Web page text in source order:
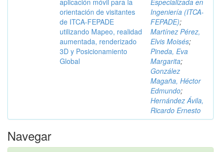
aplicación móvil para la
orientación de visitantes
de ITCA-FEPADE
utilizando Mapeo, realidad
aumentada, renderizado
3D y Posicionamiento
Global
Especializada en
Ingeniería (ITCA-
FEPADE);
Martínez Pérez,
Elvis Moisés;
Pineda, Eva
Margarita;
González
Magaña, Héctor
Edmundo;
Hernández Ávila,
Ricardo Ernesto
Navegar